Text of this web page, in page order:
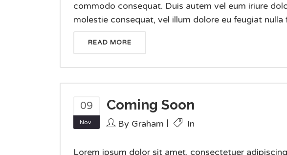
commodo consequat. Duis autem vel eum iriure
molestie consequat, vel illum dolore eu feugiat nulla
READ MORE
09
Nov
Coming Soon
By Graham In
Lorem ipsum dolor sit amet, consectetuer